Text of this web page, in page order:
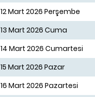
12 Mart 2026 Perşembe
13 Mart 2026 Cuma
14 Mart 2026 Cumartesi
15 Mart 2026 Pazar
16 Mart 2026 Pazartesi